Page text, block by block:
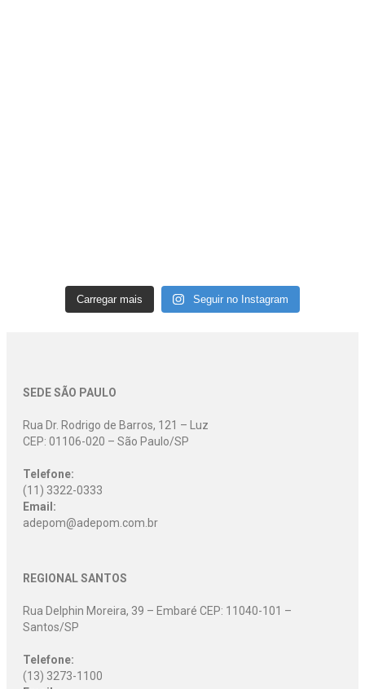
Carregar mais Seguir no Instagram
SEDE SÃO PAULO
Rua Dr. Rodrigo de Barros, 121 – Luz
CEP: 01106-020 – São Paulo/SP
Telefone:
(11) 3322-0333
Email:
adepom@adepom.com.br
REGIONAL SANTOS
Rua Delphin Moreira, 39 – Embaré CEP: 11040-101 –
Santos/SP
Telefone:
(13) 3273-1100